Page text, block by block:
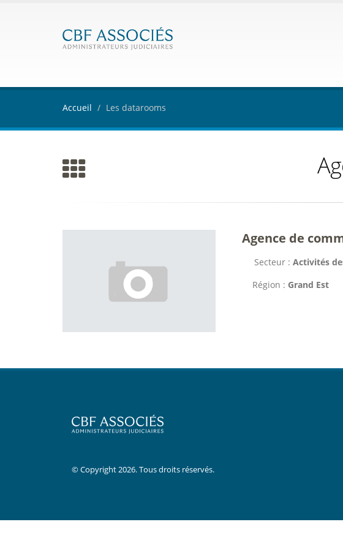
Accueil Les datarooms
Agence de
Secteur : Activités
Région : Grand Est
© Copyright 2026. Tous droits réservés.